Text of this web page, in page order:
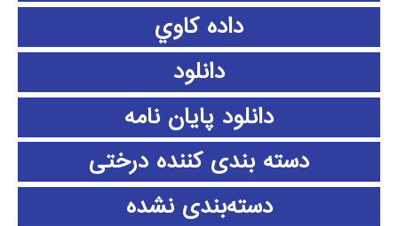
داده كاوي
دانلود
دانلود پايان نامه
دسته بندی کننده درختی
دسته‌بندی نشده